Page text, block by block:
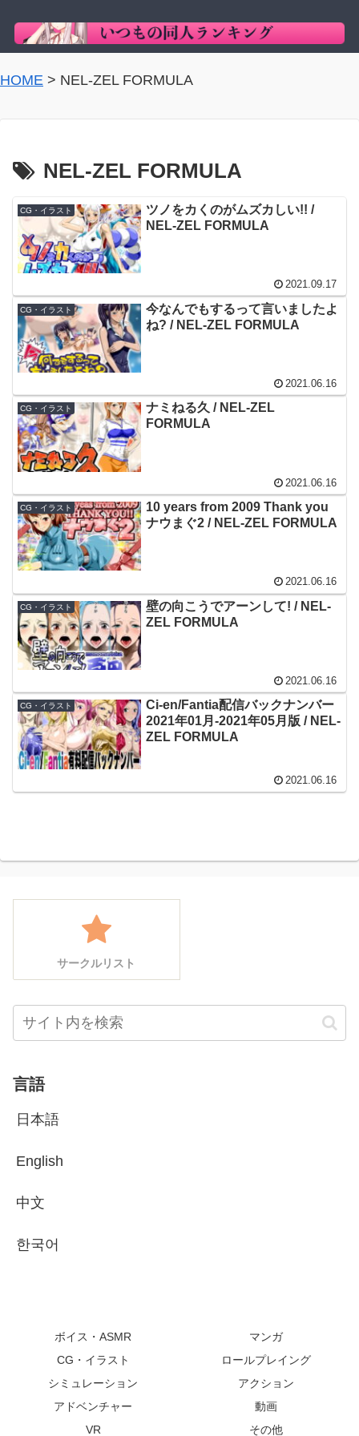
HOME > NEL-ZEL FORMULA
NEL-ZEL FORMULA
CG・イラスト
ツノをカくのがムズカしい!! /
NEL-ZEL FORMULA
2021.09.17
CG・イラスト
今なんでもするって言いましたよ
ね? / NEL-ZEL FORMULA
2021.06.16
CG・イラスト
ナミねる久 / NEL-ZEL
FORMULA
2021.06.16
CG・イラスト
10 years from 2009 Thank you
ナウまぐ2 / NEL-ZEL FORMULA
2021.06.16
CG・イラスト
壁の向こうでアーンして! / NEL-
ZEL FORMULA
2021.06.16
CG・イラスト
Ci-en/Fantia配信バックナンバー
2021年01月-2021年05月版 / NEL-
ZEL FORMULA
2021.06.16
サークルリスト
言語
日本語
English
中文
한국어
ボイス・ASMR
マンガ
CG・イラスト
ロールプレイング
シミュレーション
アクション
アドベンチャー
動画
VR
その他